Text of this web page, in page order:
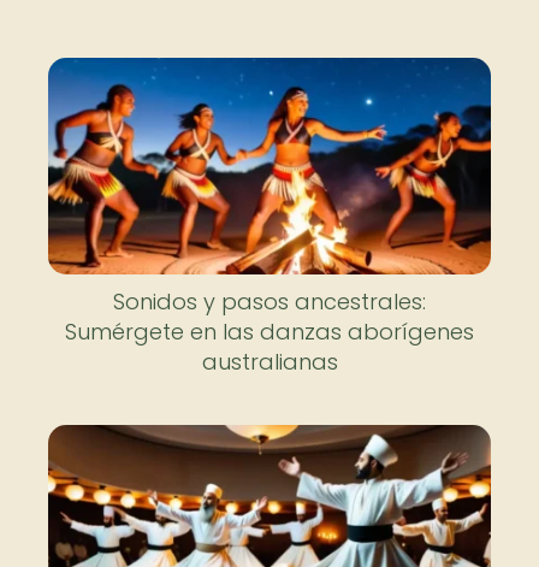
Sonidos y pasos ancestrales:
Sumérgete en las danzas aborígenes
australianas